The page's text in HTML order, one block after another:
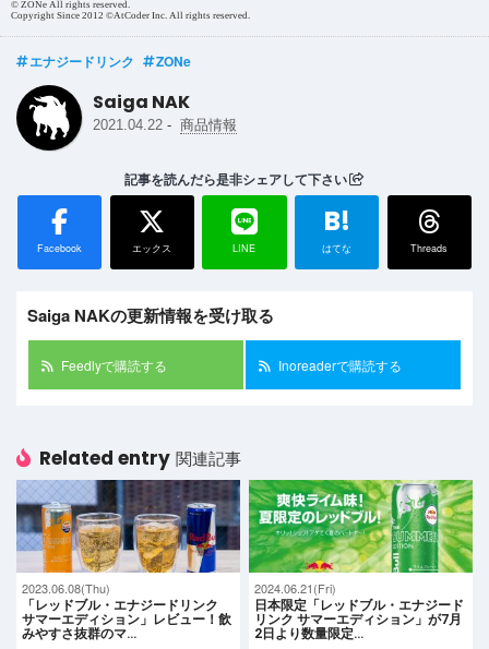
© ZONe All rights reserved.
Copyright Since 2012 ©AtCoder Inc. All rights reserved.
エナジードリンク ZONe
Saiga NAK
2021.04.22 - 商品情報
記事を読んだら是非シェアして下さい
Facebook エックス LINE
B!
はてな Threads
Saiga NAKの更新情報を受け取る
Feedlyで購読する Inoreaderで購読する
Related entry 関連記事
2023.06.08(Thu)
「レッドブル・エナジードリンク
サマーエディション」レビュー！飲
みやすさ抜群のマ…
2024.06.21(Fri)
日本限定「レッドブル・エナジード
リンク サマーエディション」が7月
2日より数量限定…